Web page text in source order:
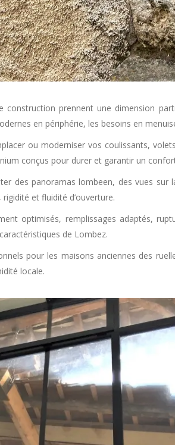
prennent une dimension
en périphérie, les besoins en
ou moderniser vos coulissants,
conçus pour durer et garantir un
des panoramas lombeen, des vues
et fluidité d’ouverture.
optimisés, remplissages adaptés,
de Lombez.
pour les maisons anciennes des
locale.